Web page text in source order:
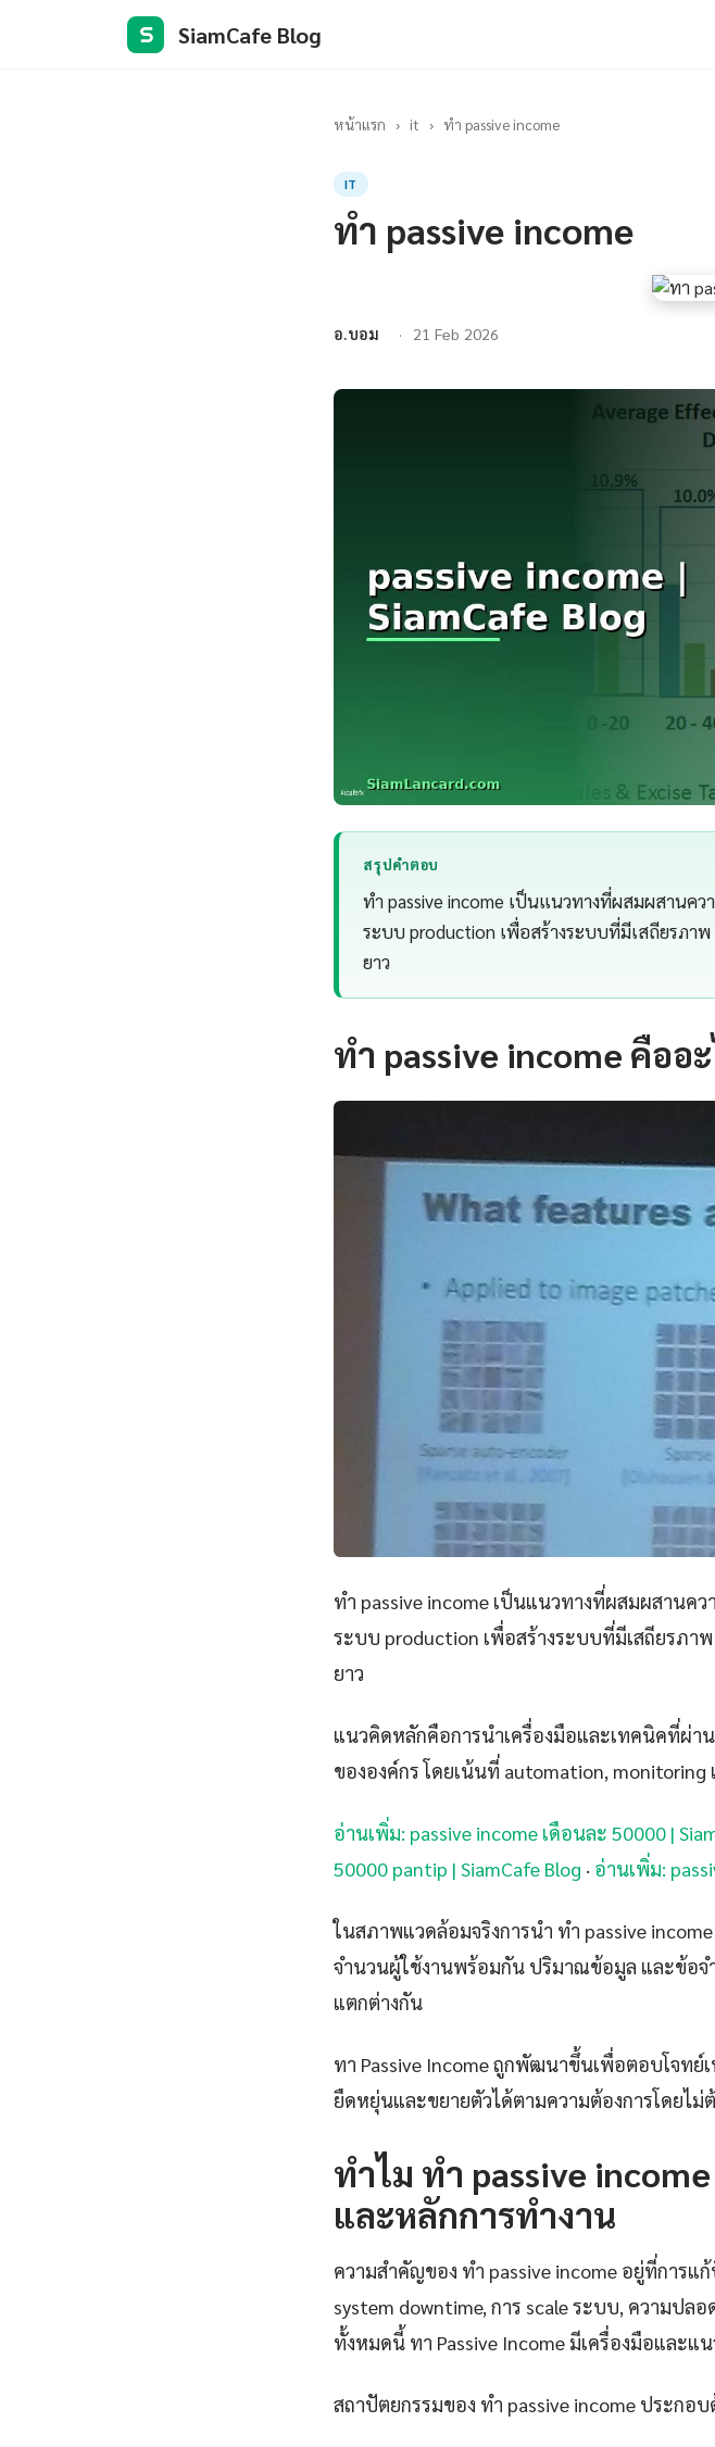
S SiamCafe Blog
หน้าแรก › it › ทํา passive income
IT
ทํา passive income
อ.บอม 21 Feb 2026
สรุปคำตอบ
ทํา passive income เป็นแนวทางที่ผสมผสานค
ระบบ production เพื่อสร้างระบบที่มีเสถียรภา
ยาว
ทํา passive income คืออ
ทํา passive income เป็นแนวทางที่ผสมผสานค
ระบบ production เพื่อสร้างระบบที่มีเสถียรภา
ยาว
แนวคิดหลักคือการนำเครื่องมือและเทคนิคที่ผ่า
ขององค์กร โดยเน้นที่ automation, monitoring
อ่านเพิ่ม: passive income เดือนละ 50000 |
50000 pantip | SiamCafe Blog · อ่านเพิ่ม:
ในสภาพแวดล้อมจริงการนำ ทํา passive
จำนวนผู้ใช้งานพร้อมกัน ปริมาณข้อมูล และข้อจ
แตกต่างกัน
ทา Passive Income ถูกพัฒนาขึ้นเพื่อตอบโจท
ยืดหยุ่นและขยายตัวได้ตามความต้องการโดยไม่
ทำไม ทํา passive
และหลักการทำงาน
ความสำคัญของ ทํา passive income อยู่ที่การ
system downtime, การ scale ระบบ, ความป
ทั้งหมดนี้ ทา Passive Income มีเครื่องมือและแ
สถาปัตยกรรมของ ทํา passive income ประกอ